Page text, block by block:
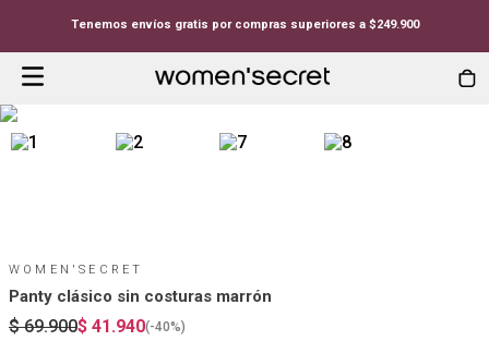
Tenemos envíos gratis por compras superiores a $249.900
WOMEN'SECRET
Panty clásico sin costuras marrón
$ 69.900$ 41.940(-40%)